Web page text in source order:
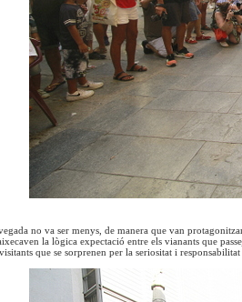
no va ser menys, de manera que van
la lògica expectació entre els vianants que
que se sorprenen per la seriositat i